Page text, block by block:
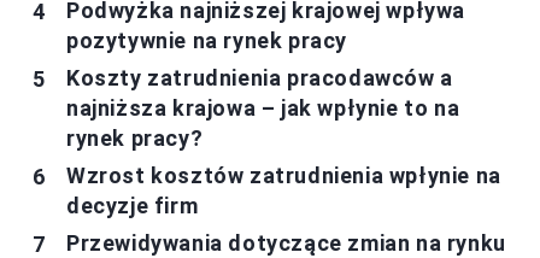
Podwyżka najniższej krajowej wpływa
pozytywnie na rynek pracy
Koszty zatrudnienia pracodawców a
najniższa krajowa – jak wpłynie to na
rynek pracy?
Wzrost kosztów zatrudnienia wpłynie na
decyzje firm
Przewidywania dotyczące zmian na rynku